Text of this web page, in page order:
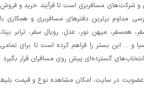
و شرکت‌های مسافربری است تا فرآیند خرید و فروش
مداوم برترین دفترهای مسافربری و همکاری با
همسفر، میهن‌ نور، عدل، رویال سفر، ترابر بیتا،
و ... این بستر را فراهم کرده است تا برای تمامی
گسترده‌ای پیش روی مسافران قرار بگیرد
عضویت در سایت، امکان مشاهده نوع و قیمت بلیط